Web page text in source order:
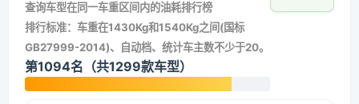
查询车型在同一车重区间内的油耗排行榜
排行标准：车重在1430Kg和1540Kg之间(国标
GB27999-2014)、自动档、统计车主数不少于20。
第1094名（共1299款车型）